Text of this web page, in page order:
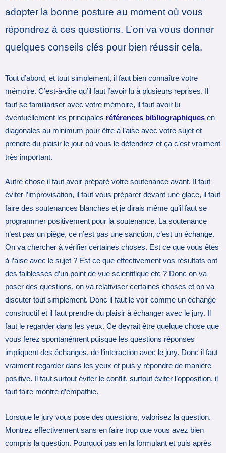
adopter la bonne posture au moment où vous
répondrez à ces questions. L’on va vous donner
quelques conseils clés pour bien réussir cela.
Tout d’abord, et tout simplement, il faut bien connaître votre
mémoire. C’est-à-dire qu’il faut l’avoir lu à plusieurs reprises. Il
faut se familiariser avec votre mémoire, il faut avoir lu
éventuellement les principales références bibliographiques en
diagonales au minimum pour être à l’aise avec votre sujet et
prendre du plaisir le jour où vous le défendrez et ça c’est vraiment
très important.
Autre chose il faut avoir préparé votre soutenance avant. Il faut
éviter l’improvisation, il faut vous préparer devant une glace, il faut
faire des soutenances blanches et je dirais même qu’il faut se
programmer positivement pour la soutenance. La soutenance
n’est pas un piège, ce n’est pas une sanction, c’est un échange.
On va chercher à vérifier certaines choses. Est ce que vous êtes
à l’aise avec le sujet ? Est ce que effectivement vos résultats ont
des faiblesses d’un point de vue scientifique etc ? Donc on va
poser des questions, on va relativiser certaines choses et on va
discuter tout simplement. Donc il faut le voir comme un échange
constructif et il faut prendre du plaisir à échanger avec le jury. Il
faut le regarder dans les yeux. Ce devrait être quelque chose que
vous ferez spontanément puisque les questions réponses
impliquent des échanges, de l’interaction avec le jury. Donc il faut
vraiment regarder dans les yeux et puis y répondre de manière
positive. Il faut surtout éviter le conflit, surtout éviter l’opposition, il
faut faire montre d’empathie.
Lorsque le jury vous pose des questions, valorisez la question.
Montrez effectivement sans en faire trop que vous avez bien
compris la question. Pourquoi pas en la formulant et puis après